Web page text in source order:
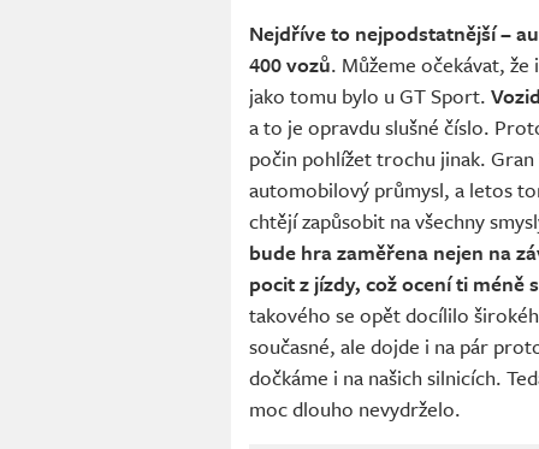
Nejdříve to nejpodstatnější –
400 vozů. Můžeme očekávat,
jako tomu bylo u GT Sport.
a to je opravdu slušné číslo.
počin pohlížet trochu jinak.
automobilový průmysl, a letos
chtějí zapůsobit na všechny
bude hra zaměřena nejen na
pocit z jízdy, což ocení ti méně
takového se opět docílilo
současné, ale dojde i na pár
dočkáme i na našich silnicích.
moc dlouho nevydrželo.